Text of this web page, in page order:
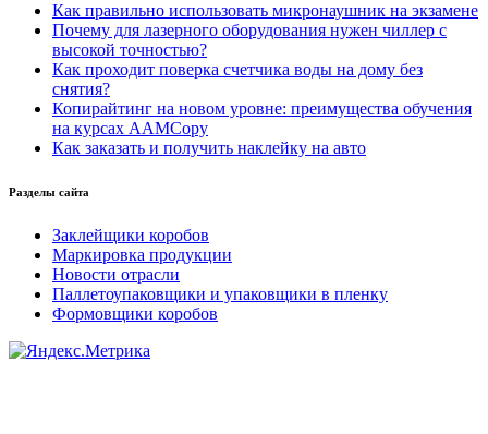
Как правильно использовать микронаушник на экзамене
Почему для лазерного оборудования нужен чиллер с
высокой точностью?
Как проходит поверка счетчика воды на дому без
снятия?
Копирайтинг на новом уровне: преимущества обучения
на курсах AAMCopy
Как заказать и получить наклейку на авто
Разделы сайта
Заклейщики коробов
Маркировка продукции
Новости отрасли
Паллетоупаковщики и упаковщики в пленку
Формовщики коробов